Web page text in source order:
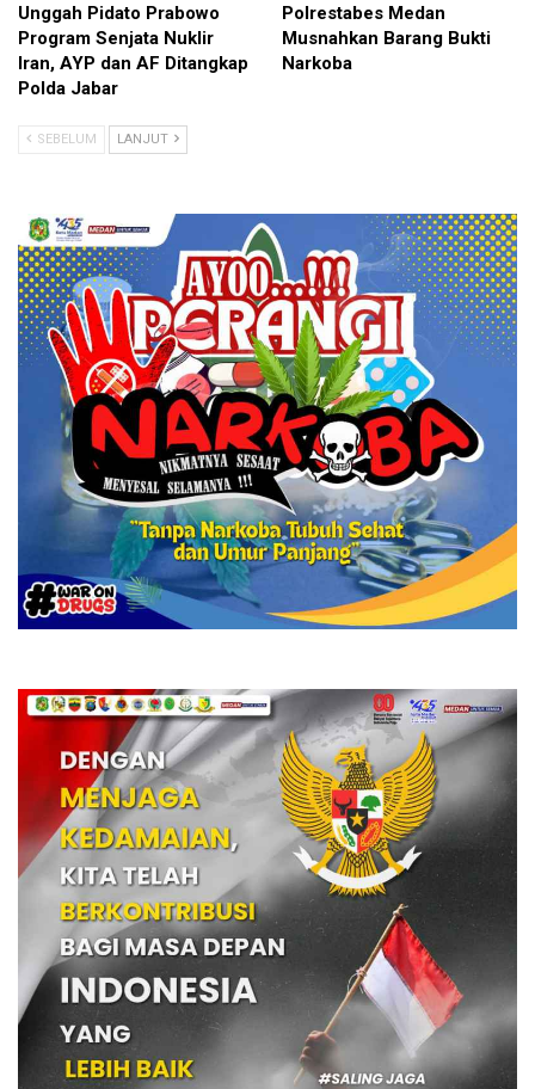
Unggah Pidato Prabowo
Program Senjata Nuklir
Iran, AYP dan AF Ditangkap
Polda Jabar
Polrestabes Medan
Musnahkan Barang Bukti
Narkoba
SEBELUM LANJUT